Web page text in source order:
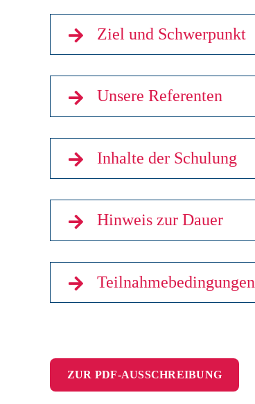
Ziel und Schwerpunkt
Unsere Referenten
Inhalte der Schulung
Hinweis zur Dauer
Teilnahmebedingungen
ZUR PDF-AUSSCHREIBUNG